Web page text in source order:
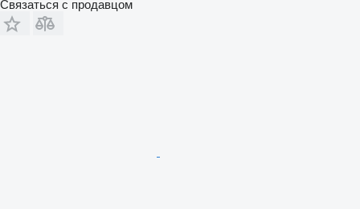
Связаться с продавцом